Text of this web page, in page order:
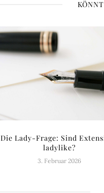
Die Lady-Frage: Sind
ladylike?
3. Februar 2026